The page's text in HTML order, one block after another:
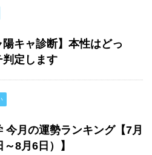
陽キャ診断】本性はどっ
判定します
今月の運勢ランキング【7月
～8月6日）】